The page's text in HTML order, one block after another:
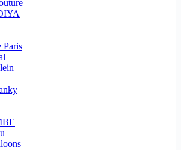
Paris